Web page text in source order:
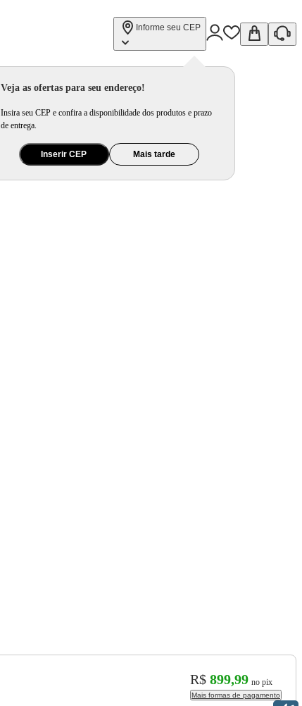
Informe seu CEP
Veja as ofertas para seu endereço!
Insira seu CEP e confira a disponibilidade dos produtos e prazo
de entrega.
Inserir CEP Mais tarde
R$ 899,99 no pix
Mais formas de pagamento